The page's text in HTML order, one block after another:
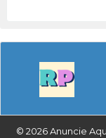
© 2026 Anuncie